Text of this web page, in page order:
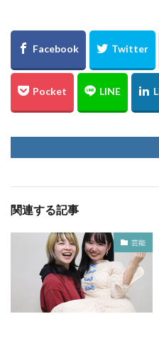
関連する記事
芸能